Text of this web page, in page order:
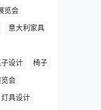
览会
意大利家具
设计
椅子
会
灯具设计